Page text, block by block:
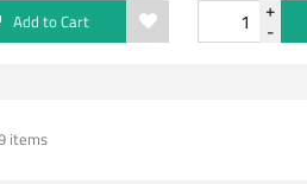
Add to Cart
items